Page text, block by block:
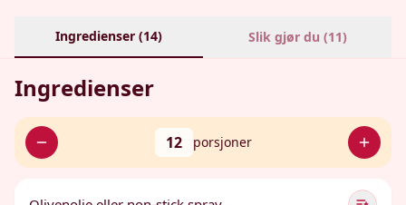
Ingredienser (14) Slik gjør du (11)
Ingredienser
12 porsjoner